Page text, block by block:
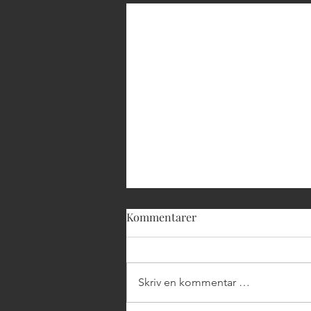
Kommentarer
Skriv en kommentar …